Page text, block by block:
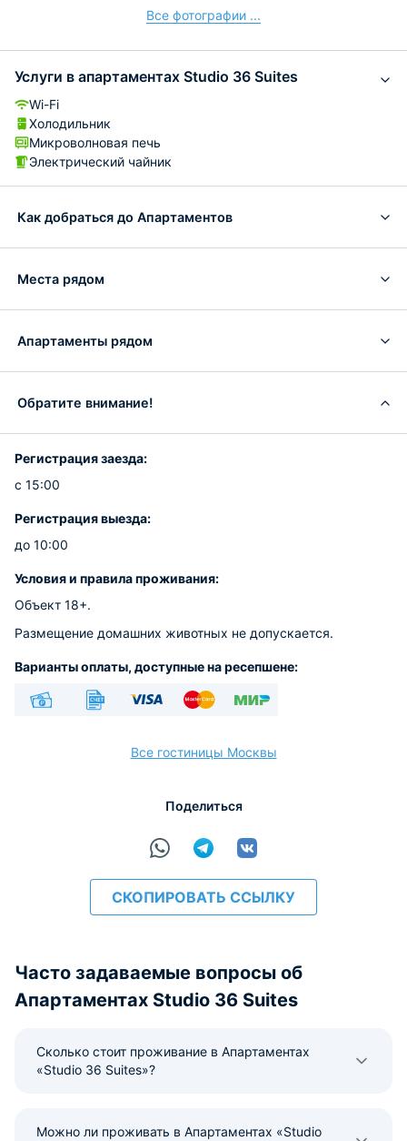
Все фотографии ...
Услуги в апартаментах Studio 36 Suites
Wi-Fi
Холодильник
Микроволновая печь
Электрический чайник
Как добраться до Апартаментов
Места рядом
Апартаменты рядом
Обратите внимание!
Регистрация заезда:
с 15:00
Регистрация выезда:
до 10:00
Условия и правила проживания:
Объект 18+.
Размещение домашних животных не допускается.
Варианты оплаты, доступные на ресепшене:
Все гостиницы Москвы
Поделиться
СКОПИРОВАТЬ ССЫЛКУ
Часто задаваемые вопросы об
Апартаментах Studio 36 Suites
Сколько стоит проживание в Апартаментах
«Studio 36 Suites»?
Можно ли проживать в Апартаментах «Studio